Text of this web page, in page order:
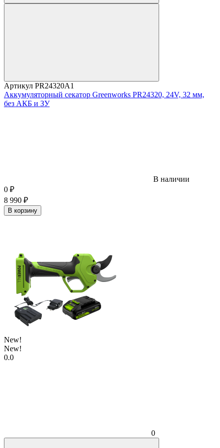
Артикул PR24320A1
Аккумуляторный секатор Greenworks PR24320, 24V, 32 мм,
без АКБ и ЗУ
В наличии
0 ₽
8 990 ₽
В корзину
New!
New!
0.0
0